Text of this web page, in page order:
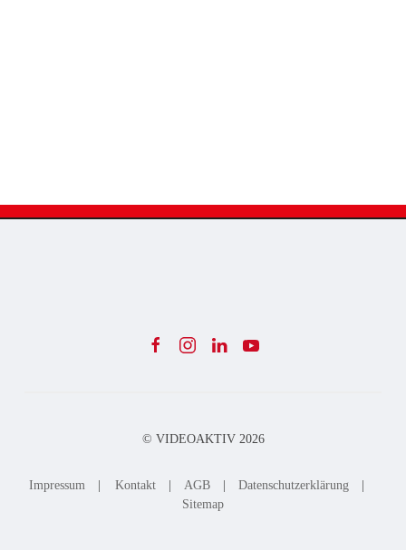
© VIDEOAKTIV 2026
Impressum Kontakt AGB Datenschutzerklärung
Sitemap